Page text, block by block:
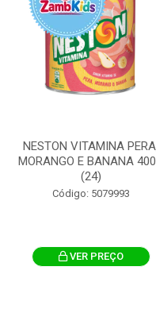
NESTON VITAMINA
MORANGO E BANANA
(24)
Código: 5079993
VER PREÇO